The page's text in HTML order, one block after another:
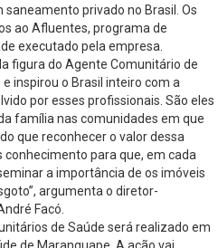
privado no Brasil. Os
ao Afluentes, programa de
executado pela empresa.
figura do Agente Comunitário de
inspirou o Brasil inteiro com a
por esses profissionais. São eles
família nas comunidades em que
que reconhecer o valor dessa
para que, em cada
a importância de os imóveis
argumenta o diretor-
Facó.
de Saúde será realizado em